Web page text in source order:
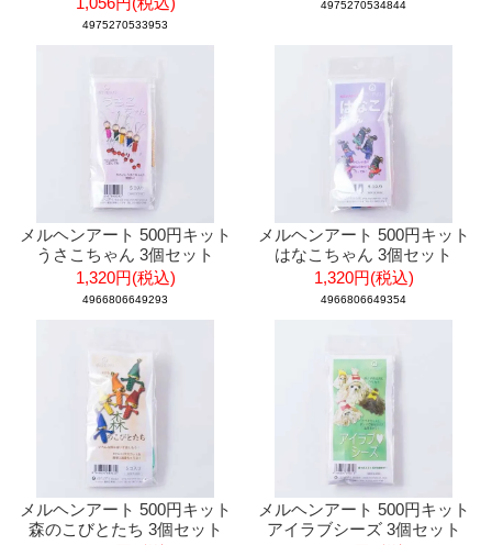
4975270533953
4975270534844
メルヘンアート 500円キット
うさこちゃん 3個セット
1,320円(税込)
4966806649293
メルヘンアート 500円キット
はなこちゃん 3個セット
1,320円(税込)
4966806649354
メルヘンアート 500円キット
森のこびとたち 3個セット
メルヘンアート 500円キット
アイラブシーズ 3個セット